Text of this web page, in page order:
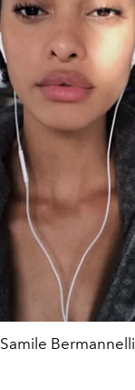
Samile Bermannelli